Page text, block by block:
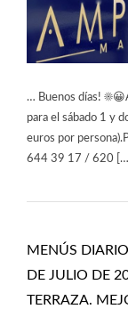
… Buenos días!
para el sábado 1 y
euros por
644 39 17 / 620 […]
MENÚS
DE JULIO DE
TERRAZA.